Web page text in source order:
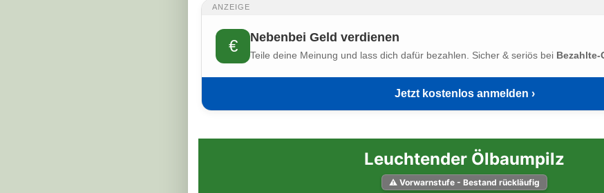
ANZEIGE
€ Nebenbei Geld verdienen
Teile deine Meinung und lass dich dafür bezahlen. Sicher & seriös bei Bezahlte-
Jetzt kostenlos anmelden ›
Leuchtender Ölbaumpilz
⚠ Vorwarnstufe - Bestand rückläufig